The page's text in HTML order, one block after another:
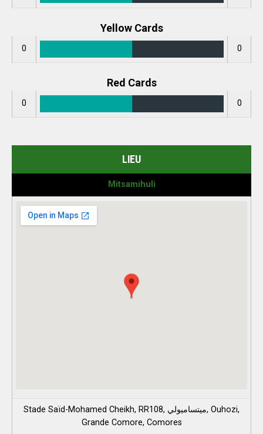
Yellow Cards
0 0
Red Cards
0 0
LIEU
Mitsamihuli
Stade Saïd-Mohamed Cheikh, RR108, ميتساميولي, Ouhozi,
Grande Comore, Comores